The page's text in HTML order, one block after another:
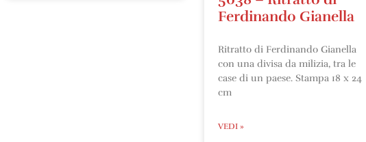
Ferdinando Gianella
Ritratto di Ferdinando Gianella
con una divisa da milizia, tra le
case di un paese. Stampa 18 x 24
cm
VEDI »